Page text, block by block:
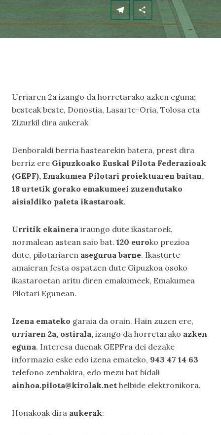
Urriaren 2a izango da horretarako azken eguna;
besteak beste, Donostia, Lasarte-Oria, Tolosa eta
Zizurkil dira aukerak
Denboraldi berria hastearekin batera, prest dira
berriz ere Gipuzkoako Euskal Pilota Federazioak
(GEPF), Emakumea Pilotari proiektuaren baitan,
18 urtetik gorako emakumeei zuzendutako
aisialdiko paleta ikastaroak.
Urritik ekainera iraungo dute ikastaroek,
normalean astean saio bat. 120 euroko prezioa
dute, pilotariaren asegurua barne. Ikasturte
amaieran festa ospatzen dute Gipuzkoa osoko
ikastaroetan aritu diren emakumeek, Emakumea
Pilotari Egunean.
Izena emateko garaia da orain. Hain zuzen ere,
urriaren 2a, ostirala, izango da horretarako azken
eguna. Interesa duenak GEPFra dei dezake
informazio eske edo izena emateko, 943 47 14 63
telefono zenbakira, edo mezu bat bidali
ainhoa.pilota@kirolak.net helbide elektronikora.
Honakoak dira aukerak: